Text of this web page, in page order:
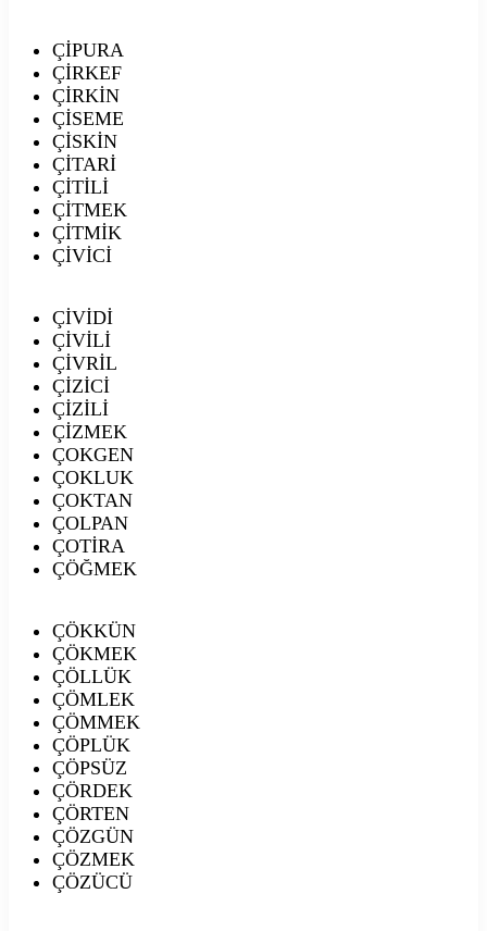
ÇİPURA
ÇİRKEF
ÇİRKİN
ÇİSEME
ÇİSKİN
ÇİTARİ
ÇİTİLİ
ÇİTMEK
ÇİTMİK
ÇİVİCİ
ÇİVİDİ
ÇİVİLİ
ÇİVRİL
ÇİZİCİ
ÇİZİLİ
ÇİZMEK
ÇOKGEN
ÇOKLUK
ÇOKTAN
ÇOLPAN
ÇOTİRA
ÇÖĞMEK
ÇÖKKÜN
ÇÖKMEK
ÇÖLLÜK
ÇÖMLEK
ÇÖMMEK
ÇÖPLÜK
ÇÖPSÜZ
ÇÖRDEK
ÇÖRTEN
ÇÖZGÜN
ÇÖZMEK
ÇÖZÜCÜ